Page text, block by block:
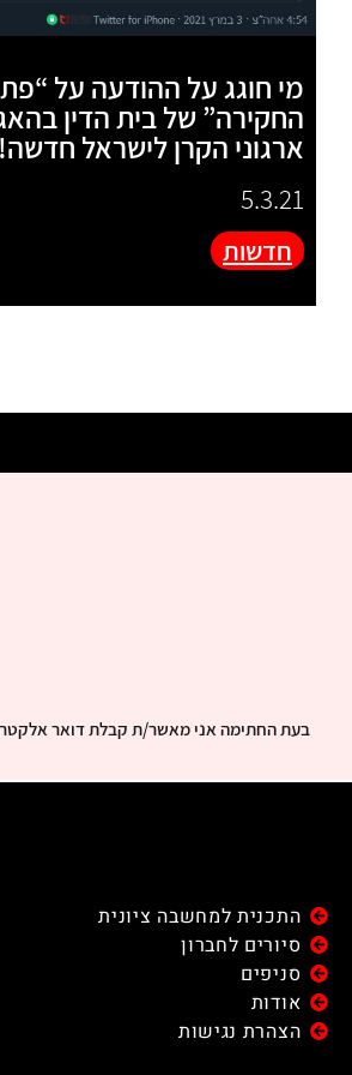
מי חוגג על ההודעה על
החקירה” של בית הדין
ארגוני הקרן לישראל חדשה!
5.3.21
חדשות
בעת החתימה אני מאשר/ת קבלת דואר
התכנית למחשבה ציונית
סיורים לחברון
סניפים
אודות
הצהרת נגישות